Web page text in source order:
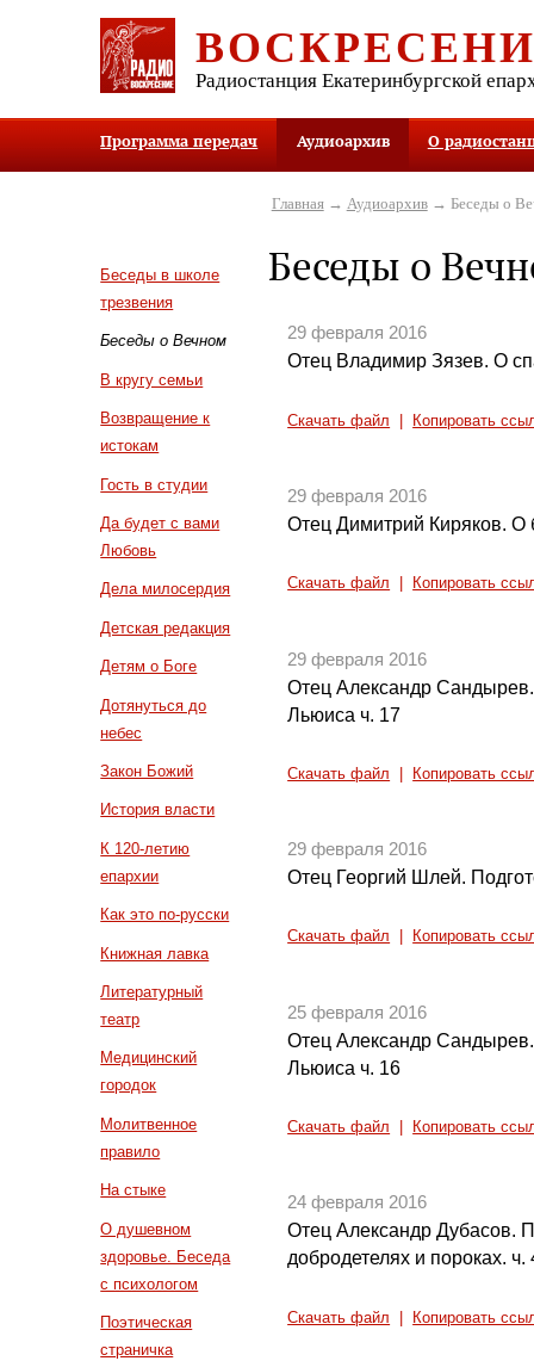
Радиостанция Екатеринбургской
Программа передач Аудиоархив О
Беседы в школе
трезвения
Беседы о Вечном
В кругу семьи
Возвращение к
истокам
Гость в студии
Да будет с вами
Любовь
Дела милосердия
Детская редакция
Детям о Боге
Дотянуться до
небес
Закон Божий
История власти
К 120-летию
епархии
Как это по-русски
Книжная лавка
Литературный
театр
Медицинский
городок
Молитвенное
правило
На стыке
О душевном
здоровье. Беседа
с психологом
Поэтическая
страничка
Главная→ Аудиоархив→ Беседы о
Беседы о
29 февраля 2016
Отец Владимир Зязев. О
Скачать файл Копировать
29 февраля 2016
Отец Димитрий Киряков. О
Скачать файл Копировать
29 февраля 2016
Отец Александр
Льюиса ч. 17
Скачать файл Копировать
29 февраля 2016
Отец Георгий Шлей.
Скачать файл Копировать
25 февраля 2016
Отец Александр
Льюиса ч. 16
Скачать файл Копировать
24 февраля 2016
Отец Александр Дубасов.
добродетелях и пороках. ч.
Скачать файл Копировать